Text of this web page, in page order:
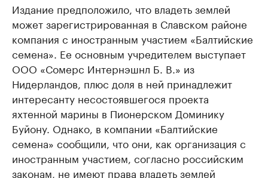
Издание предположило, что владеть землей
может зарегистрированная в Славском районе
компания с иностранным участием «Балтийские
семена». Ее основным учредителем выступает
ООО «Сомерс Интернэшнл Б. В.» из
Нидерландов, плюс доля в ней принадлежит
интересанту несостоявшегося проекта
яхтенной марины в Пионерском Доминику
Буйону. Однако, в компании «Балтийские
семена» сообщили, что они, как организация с
иностранным участием, согласно российским
законам, не имеют права владеть землей